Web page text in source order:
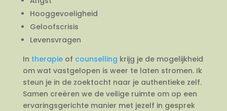
Hooggevoeligheid
Geloofscrisis
Levensvragen
In therapieof counselling krijg je de mogelijkheid
om wat vastgelopen is weer te laten stromen. Ik
steun je in de zoektocht naar je authentieke zelf.
Samen creëren we de veilige ruimte om op een
ervaringsgerichte manier met jezelf in gesprek